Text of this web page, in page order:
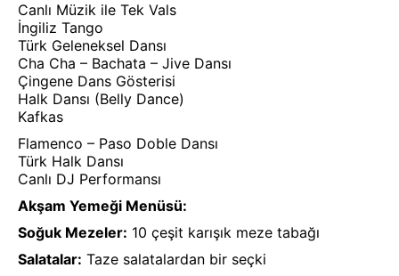
Canlı Müzik ile Tek Vals
İngiliz Tango
Türk Geleneksel Dansı
Cha Cha – Bachata – Jive Dansı
Çingene Dans Gösterisi
Halk Dansı (Belly Dance)
Kafkas
Flamenco – Paso Doble Dansı
Türk Halk Dansı
Canlı DJ Performansı
Akşam Yemeği Menüsü:
Soğuk Mezeler: 10 çeşit karışık meze tabağı
Salatalar: Taze salatalardan bir seçki